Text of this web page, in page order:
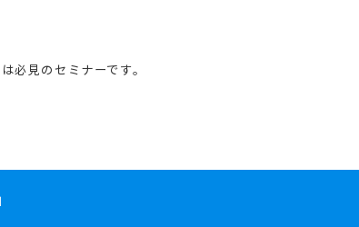
必見のセミナーです。